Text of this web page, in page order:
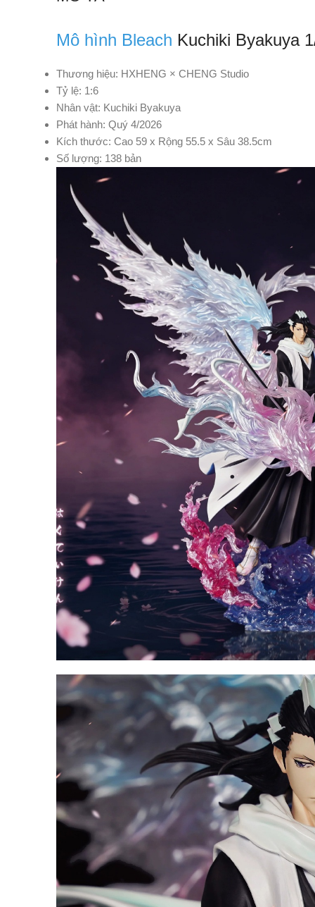
Mô hình Bleach Kuchiki Byakuya
Thương hiệu: HXHENG × CHENG Studio
Tỷ lệ: 1:6
Nhân vật: Kuchiki Byakuya
Phát hành: Quý 4/2026
Kích thước: Cao 59 x Rộng 55.5 x Sâu 38.5cm
Số lượng: 138 bản